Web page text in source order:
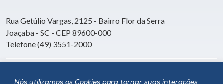
Nós utilizamos os Cookies para tornar suas interações
Rua Getúlio Vargas, 2125 - Bairro Flor da Serra
Joaçaba - SC - CEP 89600-000
Telefone (49) 3551-2000
Siga a Unoesc